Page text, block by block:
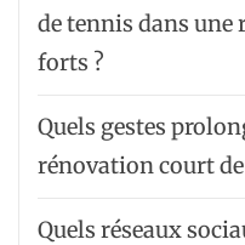
de tennis dans une
forts ?
Quels gestes
rénovation court
Quels réseaux